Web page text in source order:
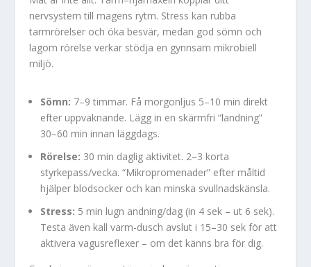
nervsystem till magens rytm. Stress kan rubba
tarmrörelser och öka besvär, medan god sömn och
lagom rörelse verkar stödja en gynnsam mikrobiell
miljö.
Sömn: 7–9 timmar. Få morgonljus 5–10 min direkt
efter uppvaknande. Lägg in en skärmfri “landning”
30–60 min innan läggdags.
Rörelse: 30 min daglig aktivitet. 2–3 korta
styrkepass/vecka. “Mikropromenader” efter måltid
hjälper blodsocker och kan minska svullnadskänsla.
Stress: 5 min lugn andning/dag (in 4 sek – ut 6 sek).
Testa även kall varm-dusch avslut i 15–30 sek för att
aktivera vagusreflexer – om det känns bra för dig.